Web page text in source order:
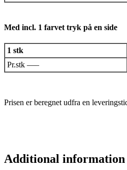
Med incl. 1 farvet tryk på en side
1 stk
Pr.stk —–
Prisen er beregnet udfra en
Additional information